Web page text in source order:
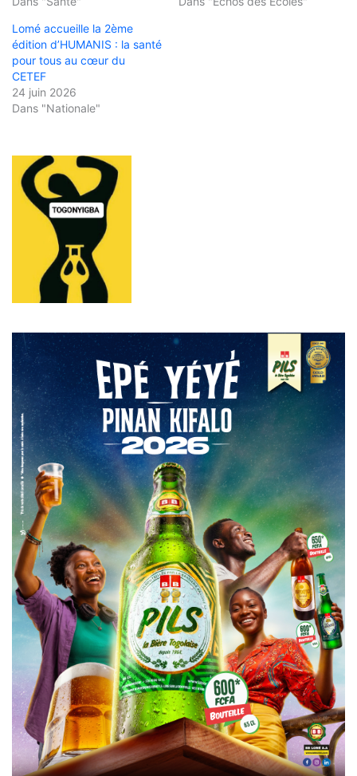
Lomé accueille la 2ème
édition d’HUMANIS : la santé
pour tous au cœur du
CETEF
24 juin 2026
Dans "Nationale"